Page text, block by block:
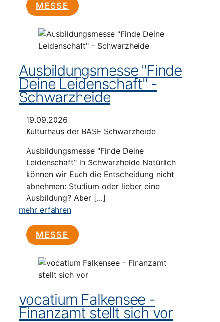
MESSE
Ausbildungsmesse "Finde
Deine Leidenschaft" -
Schwarzheide
19.09.2026
Kulturhaus der BASF Schwarzheide
Ausbildungsmesse "Finde Deine
Leidenschaft" in Schwarzheide Natürlich
können wir Euch die Entscheidung nicht
abnehmen: Studium oder lieber eine
Ausbildung? Aber [...]
mehr erfahren
MESSE
vocatium Falkensee -
Finanzamt stellt sich vor